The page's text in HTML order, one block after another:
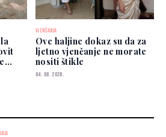
VJENČANJA
Ove haljine dokaz su da za
ljetno vjenčanje ne morate
nositi štikle
04. 08. 2026.